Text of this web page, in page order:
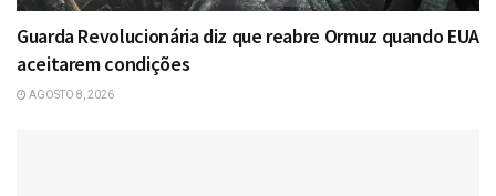
Guarda Revolucionária diz que reabre Ormuz quando EUA
aceitarem condições
AGOSTO 8, 2026